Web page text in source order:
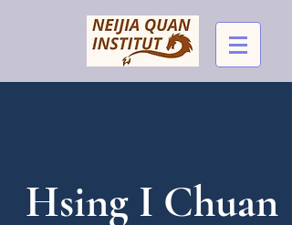
Hsing I Chuan